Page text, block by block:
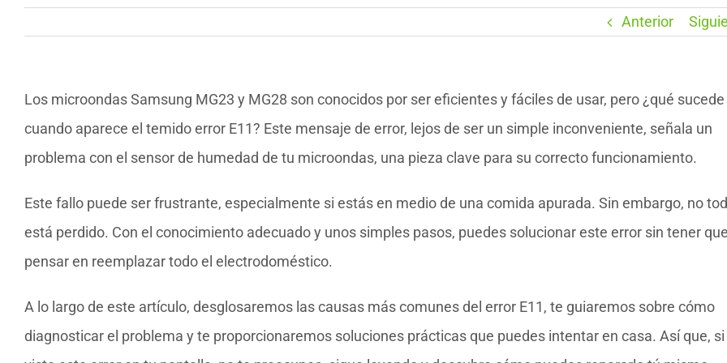
Anterior
Los microondas Samsung MG23 y MG28 son conocidos por ser eficientes y fáciles de usar, pero ¿qué sucede
cuando aparece el temido error E11? Este mensaje de error, lejos de ser un simple inconveniente, señala un
problema con el sensor de humedad de tu microondas, una pieza clave para su correcto funcionamiento.
Este fallo puede ser frustrante, especialmente si estás en medio de una comida apurada. Sin embargo, no
está perdido. Con el conocimiento adecuado y unos simples pasos, puedes solucionar este error sin tener que
pensar en reemplazar todo el electrodoméstico.
A lo largo de este artículo, desglosaremos las causas más comunes del error E11, te guiaremos sobre cómo
diagnosticar el problema y te proporcionaremos soluciones prácticas que puedes intentar en casa. Así que,